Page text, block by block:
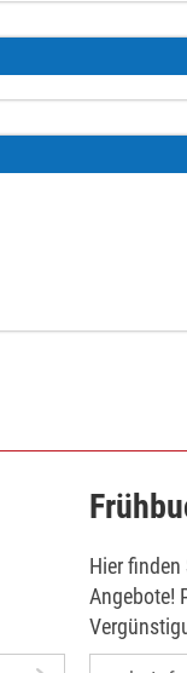
Hier finden
Angebote!